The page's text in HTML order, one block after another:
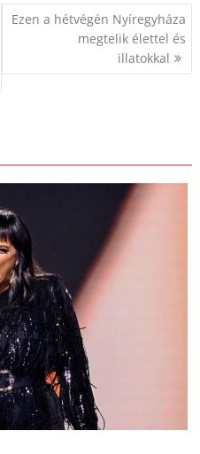
Ezen a hétvégén Nyíregyháza
megtelik élettel és
illatokkal